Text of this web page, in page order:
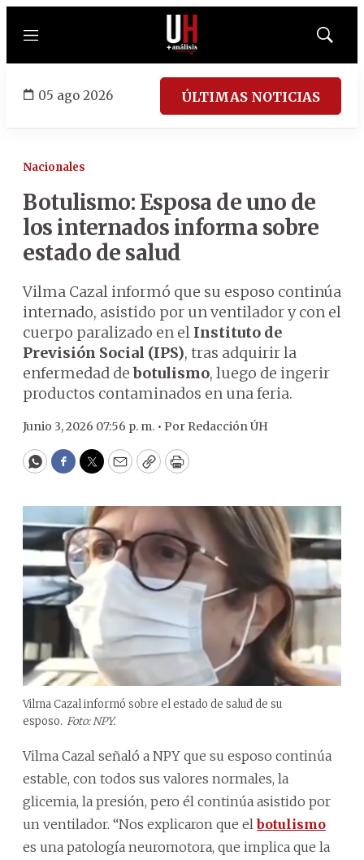
Menú
Mostrar
05 ago 2026 ÚLTIMAS NOTICIAS
Nacionales
Botulismo: Esposa de uno de
los internados informa sobre
estado de salud
Vilma Cazal informó que su esposo continúa
internado, asistido por un ventilador y con el
cuerpo paralizado en el Instituto de
Previsión Social (IPS), tras adquirir la
enfermedad debotulismo, luego de ingerir
productos contaminados en una feria.
Junio 3, 2026 07:56 p. m. • Por Redacción ÚH
WhatsApp
Facebook
Twitter
EmailCopyPrint
Vilma Cazal informó sobre el estado de salud de su
esposo. Foto: NPY.
Vilma Cazal señaló a NPY que su esposo continúa
estable, con todos sus valores normales, la
glicemia, la presión, pero él continúa asistido por
un ventilador. “Nos explicaron que elbotulismo
es una patología neuromotora, que implica que la